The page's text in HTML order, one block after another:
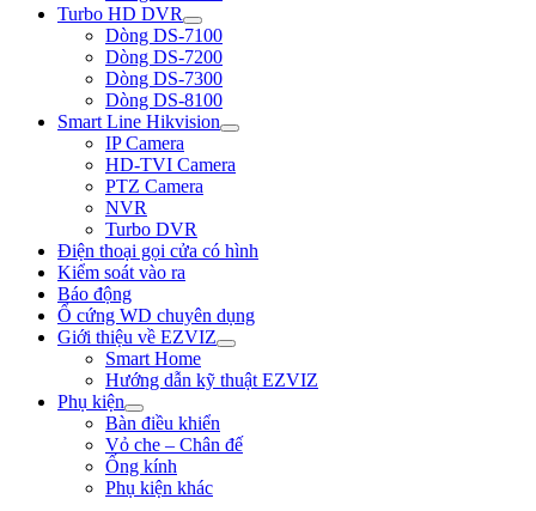
Turbo HD DVR
Dòng DS-7100
Dòng DS-7200
Dòng DS-7300
Dòng DS-8100
Smart Line Hikvision
IP Camera
HD-TVI Camera
PTZ Camera
NVR
Turbo DVR
Điện thoại gọi cửa có hình
Kiểm soát vào ra
Báo động
Ổ cứng WD chuyên dụng
Giới thiệu về EZVIZ
Smart Home
Hướng dẫn kỹ thuật EZVIZ
Phụ kiện
Bàn điều khiển
Vỏ che – Chân đế
Ống kính
Phụ kiện khác